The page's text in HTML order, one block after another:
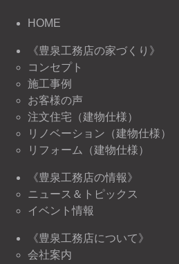
HOME
《豊泉工務店の家づくり》
コンセプト
施工事例
お客様の声
注文住宅（建物仕様）
リノベーション（建物仕様）
リフォーム（建物仕様）
《豊泉工務店の情報》
ニュース＆トピックス
イベント情報
《豊泉工務店について》
会社案内